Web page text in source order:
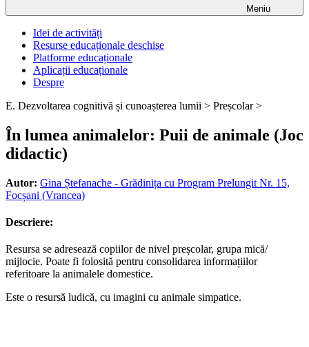
Meniu
Idei de activități
Resurse educaționale deschise
Platforme educaționale
Aplicații educaționale
Despre
E. Dezvoltarea cognitivă și cunoașterea lumii > Preșcolar >
În lumea animalelor: Puii de animale (Joc
didactic)
Autor: Gina Ștefanache - Grădinița cu Program Prelungit Nr. 15,
Focșani (Vrancea)
Descriere:
Resursa se adresează copiilor de nivel preșcolar, grupa mică/
mijlocie. Poate fi folosită pentru consolidarea informațiilor
referitoare la animalele domestice.
Este o resursă ludică, cu imagini cu animale simpatice.